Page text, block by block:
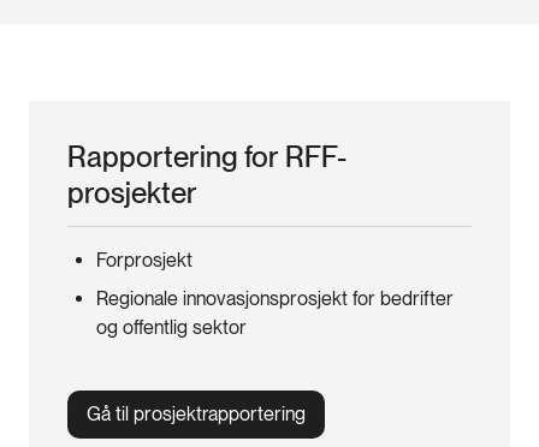
Rapportering for RFF-
prosjekter
Forprosjekt
Regionale innovasjonsprosjekt for bedrifter
og offentlig sektor
Gå til prosjektrapportering